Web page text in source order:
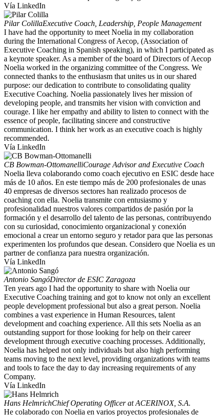
Vía LinkedIn
Pilar ColillaExecutive Coach, Leadership, People Management
I have had the opportunity to meet Noelia in my collaboration
during the International Congress of Aecop, (Association of
Executive Coaching in Spanish speaking), in which I participated as
a keynote speaker. As a member of the board of Directors of Aecop
Noelia worked in the organizing committee of the Congress. We
connected thanks to the enthusiasm that unites us in our shared
purpose: our dedication to contribute to consolidating quality
Executive Coaching. Noelia passionately lives her mission of
developing people, and transmits her vision with conviction and
courage. I like her empathy and ability to listen to connect with the
essence of people, facilitating sincere and constructive
communication. I think her work as an executive coach is highly
recommended.
Vía LinkedIn
CB Bowman-OttomanelliCourage Advisor and Executive Coach
Noelia lleva colaborando como coach ejecutivo en ESIC desde hace
más de 10 años. En este tiempo más de 200 profesionales de unas
40 empresas de diversos sectores han realizado procesos de
coaching con ella. Noelia transmite con entusiasmo y
profesionalidad nuestros valores compartidos de pasión por la
formación y el desarrollo del talento de las personas, contribuyendo
con su curiosidad, conocimiento organizacional y conexión
emocional a crear un entorno seguro y retador para que las personas
experimenten los profundos que desean. Considero que Noelia es un
partner de confianza para nuestra organización.
Vía LinkedIn
Antonio SangóDirector de ESIC Zaragoza
Ten years ago I had the opportunity to share with Noelia our
Executive Coaching training and got to know not only an excellent
people development professional but also a great person. Noelia
combines a vast experience in Human Resources, talent
development and coaching experience. All this sets Noelia as an
outstanding support for those looking for help on their career
development through executive coaching processes. Additionally,
Noelia has helped not only individuals but also high performing
teams moving to the next level, providing organizations with teams
and tools to face the day to day increasing requirements of any
Company.
Vía LinkedIn
Hans HelmrichChief Operating Officer at ACERINOX, S.A.
He colaborado con Noelia en varios proyectos profesionales de